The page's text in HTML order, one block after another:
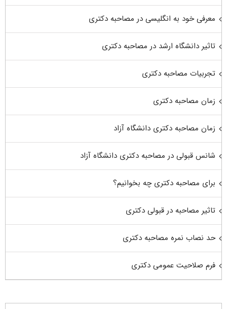
معرفی خود به انگلیسی در مصاحبه دکتری
تاثیر دانشگاه ارشد در مصاحبه دکتری
تجربیات مصاحبه دکتری
زمان مصاحبه دکتری
زمان مصاحبه دکتری دانشگاه آزاد
شانس قبولی در مصاحبه دکتری دانشگاه آزاد
برای مصاحبه دکتری چه بخوانیم؟
تاثیر مصاحبه در قبولی دکتری
حد نصاب نمره مصاحبه دکتری
فرم صلاحیت عمومی دکتری